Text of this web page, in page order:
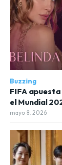
Buzzing
FIFA
el Mundial
mayo 8, 2026